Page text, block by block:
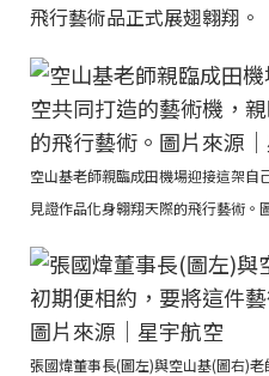
飛行藝術品正式展翅翱翔。
空山基老師親臨成田機場迎接這架自
見證作品化身翱翔天際的飛行藝術。
張國煒董事長(圖左)與空山基(圖右)